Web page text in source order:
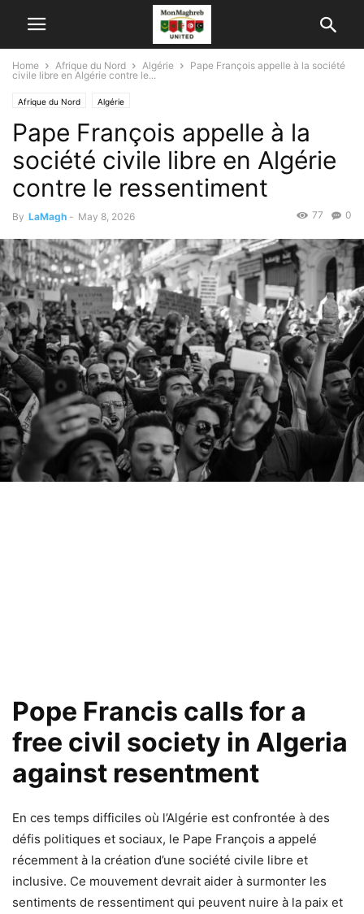
Home Afrique du Nord Algérie
Pape François appelle à la société
civile libre en Algérie contre le...
Afrique du Nord Algérie
Pape François appelle à la
société civile libre en Algérie
contre le ressentiment
By LaMagh - May 8, 2026 0
77
Pope Francis calls for a
free civil society in Algeria
against resentment
En ces temps difficiles où l’Algérie est confrontée à des
défis politiques et sociaux, le Pape François a appelé
récemment à la création d’une société civile libre et
inclusive. Ce mouvement devrait aider à surmonter les
sentiments de ressentiment qui peuvent nuire à la paix et